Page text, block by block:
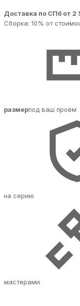
Доставка по СПб от 2
Сборка: 10% от
размерпод ваш проём
на серию
мастерами